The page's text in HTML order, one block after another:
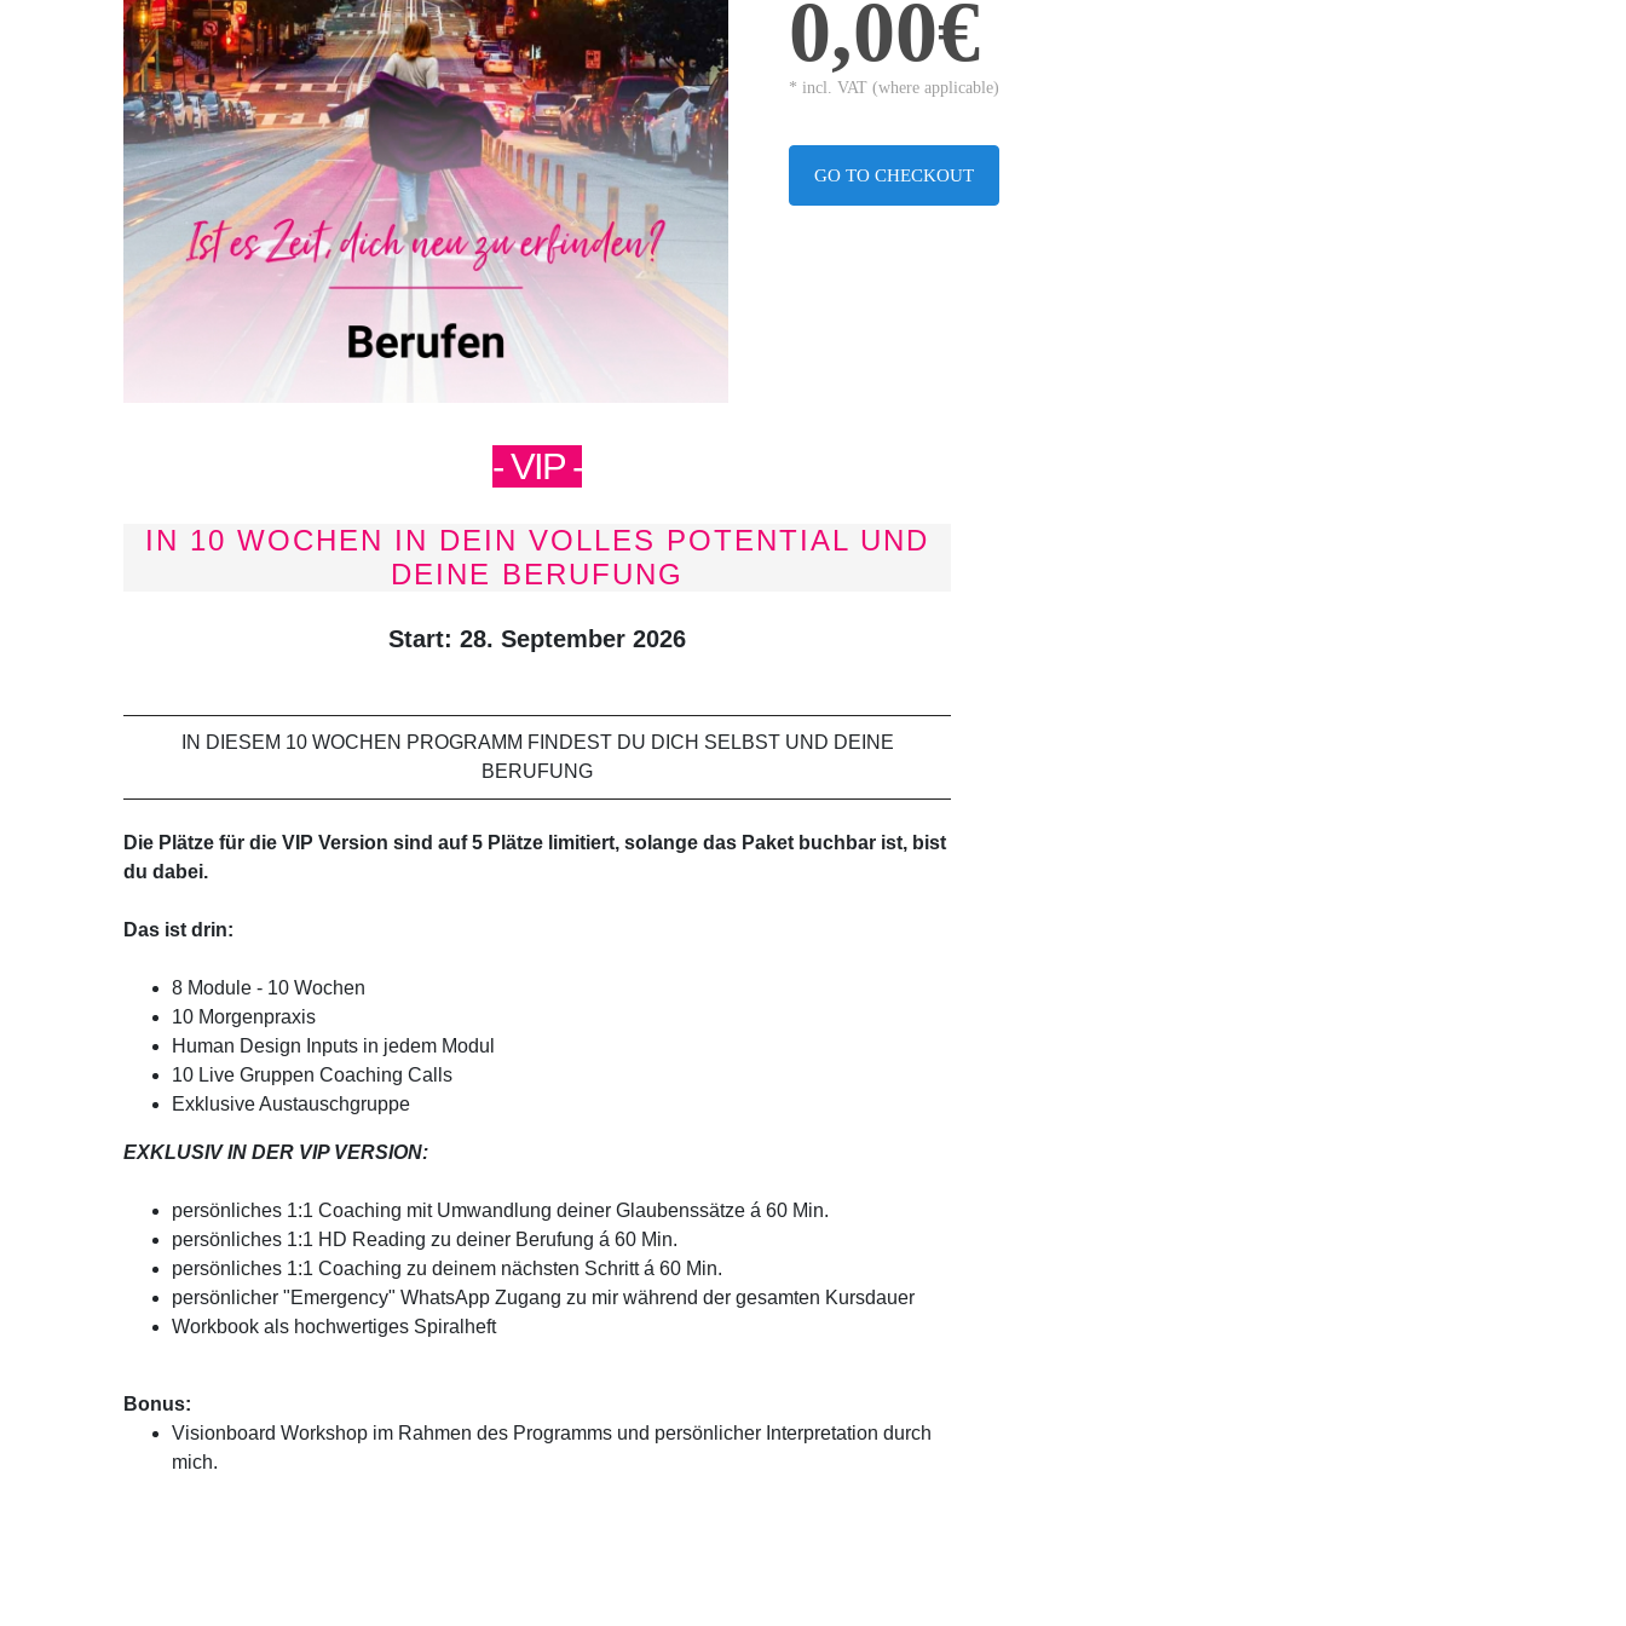
0,00€
* incl. VAT (where applicable)
GO TO CHECKOUT
- VIP -
IN 10 WOCHEN IN DEIN VOLLES POTENTIAL UND
DEINE BERUFUNG
Start: 28. September 2026
IN DIESEM 10 WOCHEN PROGRAMM FINDEST DU DICH SELBST UND DEINE
BERUFUNG
Die Plätze für die VIP Version sind auf 5 Plätze limitiert, solange das Paket buchbar ist, bist
du dabei.
Das ist drin:
8 Module - 10 Wochen
10 Morgenpraxis
Human Design Inputs in jedem Modul
10 Live Gruppen Coaching Calls
Exklusive Austauschgruppe
EXKLUSIV IN DER VIP VERSION:
persönliches 1:1 Coaching mit Umwandlung deiner Glaubenssätze á 60 Min.
persönliches 1:1 HD Reading zu deiner Berufung á 60 Min.
persönliches 1:1 Coaching zu deinem nächsten Schritt á 60 Min.
persönlicher "Emergency" WhatsApp Zugang zu mir während der gesamten Kursdauer
Workbook als hochwertiges Spiralheft
Bonus:
Visionboard Workshop im Rahmen des Programms und persönlicher Interpretation durch
mich.